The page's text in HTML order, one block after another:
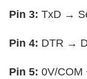
Pin 3: TxD →
Pin 4: DTR →
Pin 5: 0V/COM